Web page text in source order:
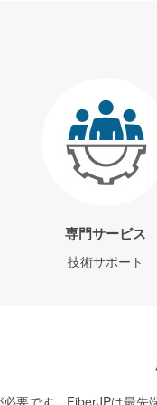
専門サービス
技術サポート